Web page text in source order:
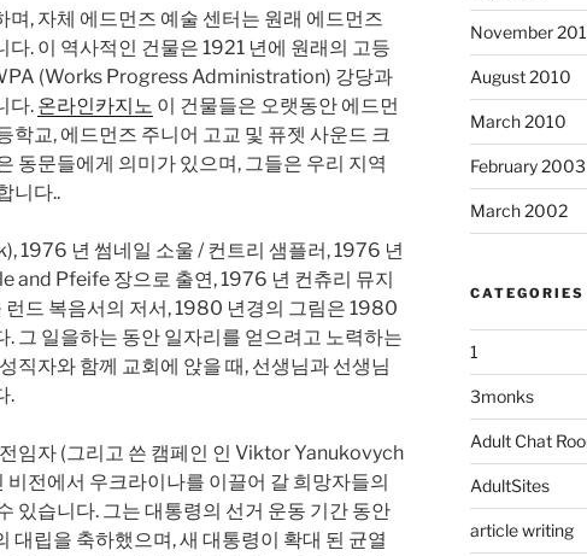
, 자체 에드먼즈 예술 센터는 원래 에드먼즈
. 이 역사적인 건물은 1921 년에 원래의 고등
(Works Progress Administration) 강당과
다. 온라인카지노 이 건물들은 오랫동안 에드먼
학교, 에드먼즈 주니어 고교 및 퓨젯 사운드 크
동문들에게 의미가 있으며, 그들은 우리 지역
니다..
1976 년 썸네일 소울 / 컨트리 샘플러, 1976 년
and Pfeife 장으로 출연, 1976 년 컨츄리 뮤지
런드 복음서의 저서, 1980 년경의 그림은 1980
. 그 일을하는 동안 일자리를 얻으려고 노력하는
직자와 함께 교회에 앉을 때, 선생님과 선생님
.
임자 (그리고 쓴 캠페인 인 Viktor Yanukovych
비전에서 우크라이나를 이끌어 갈 희망자들의
있습니다. 그는 대통령의 선거 운동 기간 동안
대립을 축하했으며, 새 대통령이 확대 된 균열
November
August 2010
March 2010
February 2003
March 2002
CATEGORIES
1
3monks
Adult Chat
AdultSites
article writing